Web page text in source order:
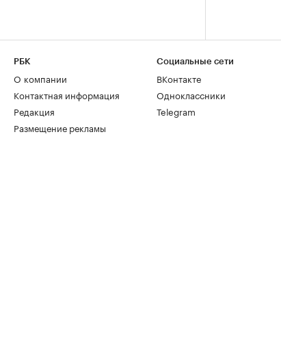
РБК
О компании
Контактная информация
Редакция
Размещение рекламы
Социальные сети
ВКонтакте
Одноклассники
Telegram